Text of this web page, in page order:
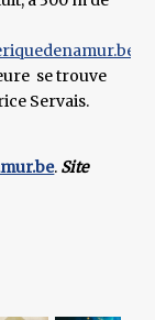
se trouve
Servais.
. Site